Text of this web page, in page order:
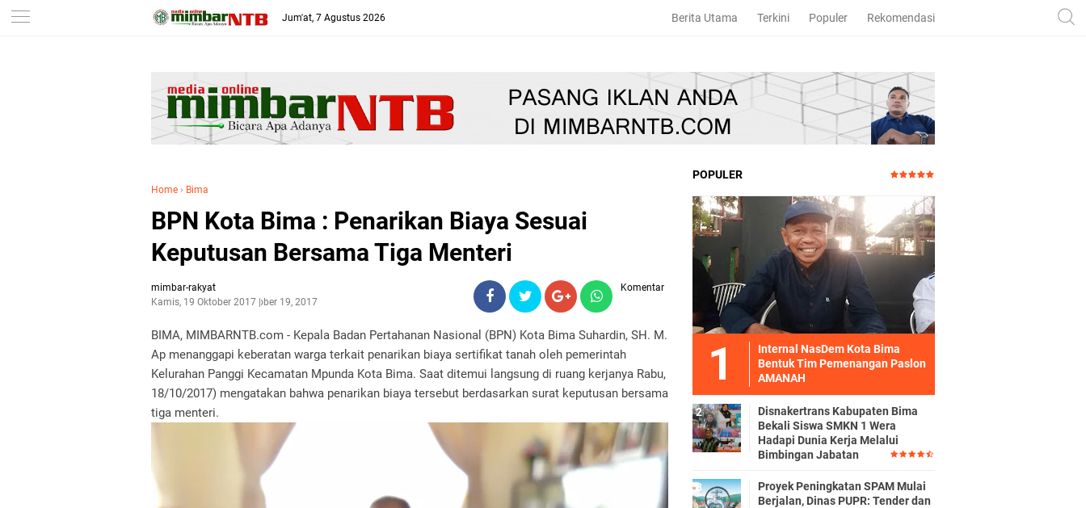
-->
Jum'at, 7 Agustus 2026 Berita Utama Terkini Populer Rekomendasi
Home › Bima
BPN Kota Bima : Penarikan Biaya Sesuai
Keputusan Bersama Tiga Menteri
mimbar-rakyat
Kamis, 19 Oktober 2017Oktober 19, 2017
Komentar
BIMA, MIMBARNTB.com - Kepala Badan Pertahanan Nasional (BPN) Kota Bima Suhardin, SH. M.
Ap menanggapi keberatan warga terkait penarikan biaya sertifikat tanah oleh pemerintah
Kelurahan Panggi Kecamatan Mpunda Kota Bima. Saat ditemui langsung di ruang kerjanya Rabu,
18/10/2017) mengatakan bahwa penarikan biaya tersebut berdasarkan surat keputusan bersama
tiga menteri.
POPULER
Internal NasDem Kota Bima
Bentuk Tim Pemenangan Paslon
AMANAH
Disnakertrans Kabupaten Bima
Bekali Siswa SMKN 1 Wera
Hadapi Dunia Kerja Melalui
Bimbingan Jabatan
Proyek Peningkatan SPAM Mulai
Berjalan, Dinas PUPR: Tender dan